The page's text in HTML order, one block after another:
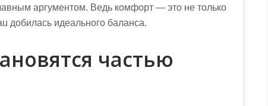
аргументом. Ведь комфорт — это не только
добилась идеального баланса.
частью